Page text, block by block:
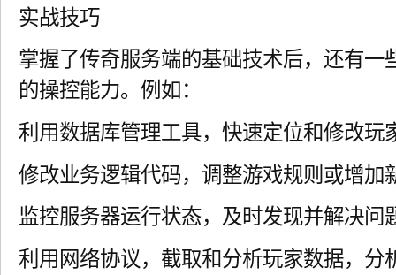
实战技巧
掌握了传奇服务端的基础技术后，还有一
的操控能力。例如：
利用数据库管理工具，快速定位和修改玩
修改业务逻辑代码，调整游戏规则或增加
监控服务器运行状态，及时发现并解决问
利用网络协议，截取和分析玩家数据，分